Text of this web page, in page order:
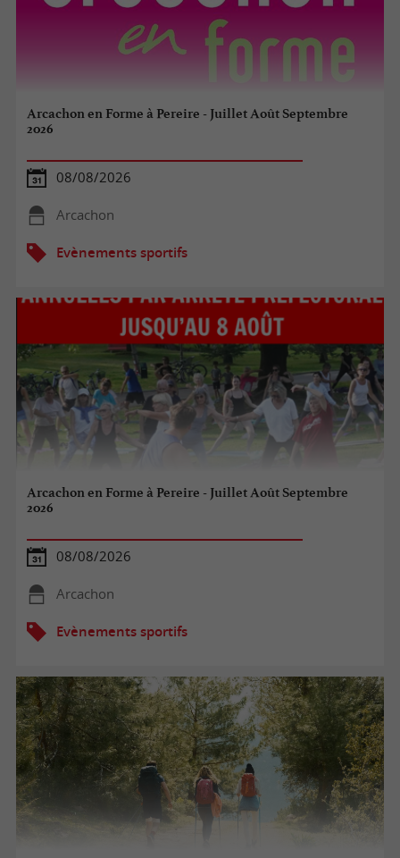
Arcachon en Forme à Pereire - Juillet Août Septembre
2026
08/08/2026
Arcachon
Evènements sportifs
Arcachon en Forme à Pereire - Juillet Août Septembre
2026
08/08/2026
Arcachon
Evènements sportifs